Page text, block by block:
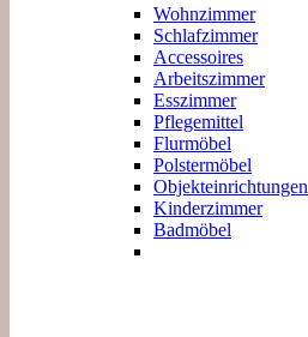
Wohnzimmer
Schlafzimmer
Accessoires
Arbeitszimmer
Esszimmer
Pflegemittel
Flurmöbel
Polstermöbel
Objekteinrichtungen
Kinderzimmer
Badmöbel